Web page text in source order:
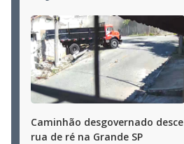
Caminhão desgovernado desce
rua de ré na Grande SP